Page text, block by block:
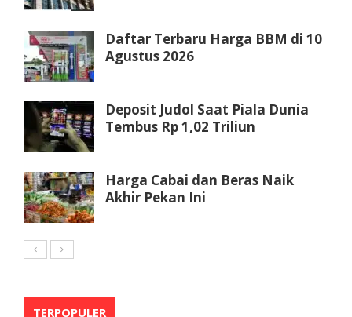
Daftar Terbaru Harga BBM di 10
Agustus 2026
Deposit Judol Saat Piala Dunia
Tembus Rp 1,02 Triliun
Harga Cabai dan Beras Naik
Akhir Pekan Ini
TERPOPULER